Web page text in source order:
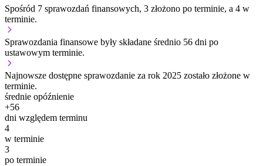
Spośród 7 sprawozdań finansowych, 3 złożono po terminie, a 4 w
terminie.
Sprawozdania finansowe były składane średnio 56 dni po
ustawowym terminie.
Najnowsze dostępne sprawozdanie za rok 2025 zostało złożone w
terminie.
średnie opóźnienie
+56
dni względem terminu
4
w terminie
3
po terminie